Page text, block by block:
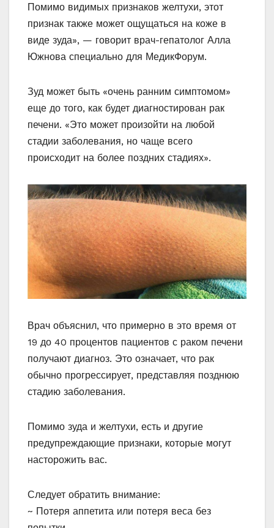
Помимо видимых признаков желтухи, этот
признак также может ощущаться на коже в
виде зуда», — говорит врач-гепатолог Алла
Южнова специально для МедикФорум.
Зуд может быть «очень ранним симптомом»
еще до того, как будет диагностирован рак
печени. «Это может произойти на любой
стадии заболевания, но чаще всего
происходит на более поздних стадиях».
Врач объяснил, что примерно в это время от
19 до 40 процентов пациентов с раком печени
получают диагноз. Это означает, что рак
обычно прогрессирует, представляя позднюю
стадию заболевания.
Помимо зуда и желтухи, есть и другие
предупреждающие признаки, которые могут
насторожить вас.
Следует обратить внимание:
~ Потеря аппетита или потеря веса без